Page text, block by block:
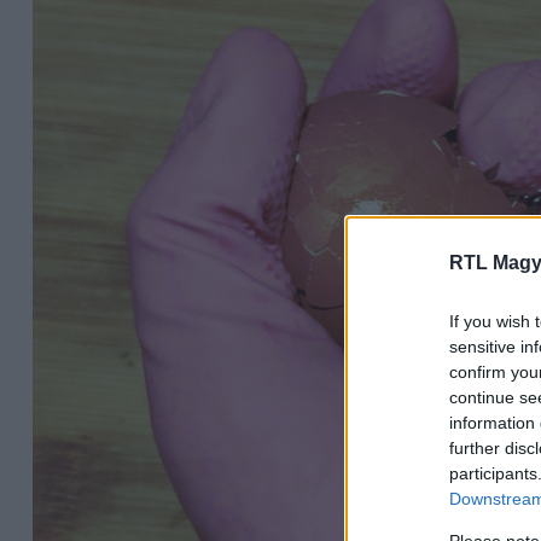
RTL
If you wish
sensitive
confirm
continue
information
further